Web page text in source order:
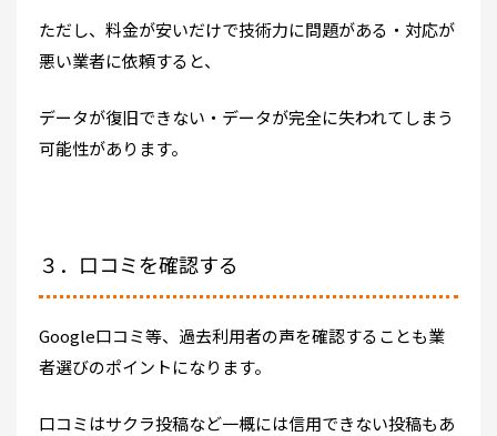
ただし、料金が安いだけで技術力に問題がある・対応が
悪い業者に依頼すると、
データが復旧できない・データが完全に失われてしまう
可能性があります。
３．口コミを確認する
Google口コミ等、過去利用者の声を確認することも業
者選びのポイントになります。
口コミはサクラ投稿など一概には信用できない投稿もあ